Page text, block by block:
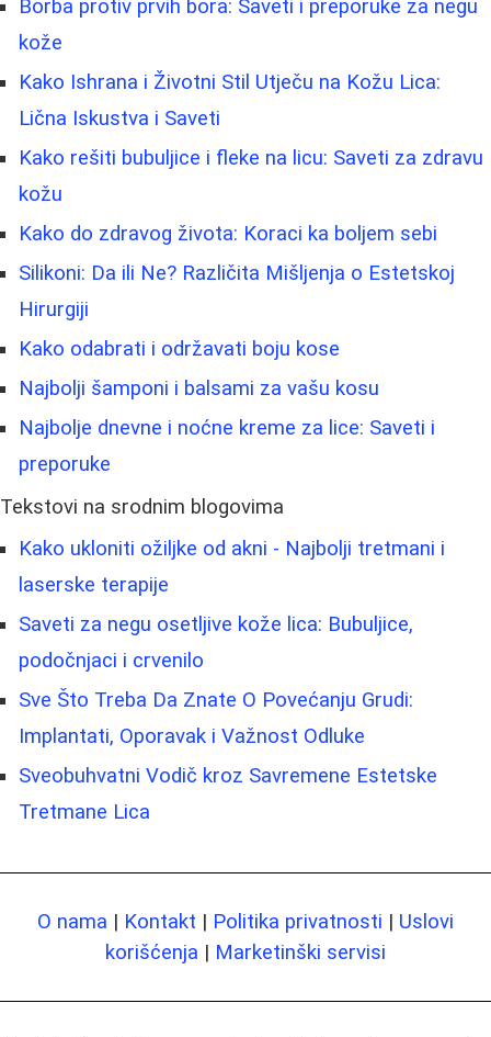
Borba protiv prvih bora: Saveti i preporuke za negu
kože
Kako Ishrana i Životni Stil Utječu na Kožu Lica:
Lična Iskustva i Saveti
Kako rešiti bubuljice i fleke na licu: Saveti za zdravu
kožu
Kako do zdravog života: Koraci ka boljem sebi
Silikoni: Da ili Ne? Različita Mišljenja o Estetskoj
Hirurgiji
Kako odabrati i održavati boju kose
Najbolji šamponi i balsami za vašu kosu
Najbolje dnevne i noćne kreme za lice: Saveti i
preporuke
Tekstovi na srodnim blogovima
Kako ukloniti ožiljke od akni - Najbolji tretmani i
laserske terapije
Saveti za negu osetljive kože lica: Bubuljice,
podočnjaci i crvenilo
Sve Što Treba Da Znate O Povećanju Grudi:
Implantati, Oporavak i Važnost Odluke
Sveobuhvatni Vodič kroz Savremene Estetske
Tretmane Lica
O nama | Kontakt | Politika privatnosti | Uslovi
korišćenja | Marketinški servisi